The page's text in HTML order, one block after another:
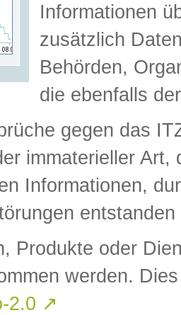
Informationen
zusätzlich
Behörden,
die ebenfalls
gegen das
immaterieller
Informationen,
Produkte oder
werden.
2.0 ↗